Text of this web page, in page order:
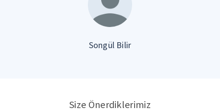
Songül Bilir
Size Önerdiklerimiz